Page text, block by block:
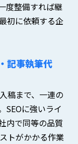
度整備すれば継
初に依頼する企
記事執筆代
稿まで、一連の
SEOに強いライ
内で同等の品質
トがかかる作業